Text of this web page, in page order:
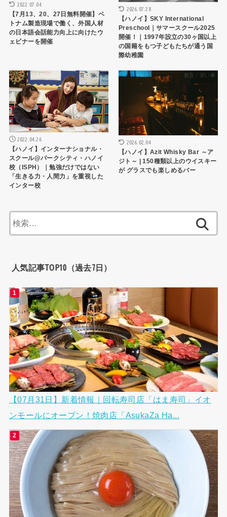
2022.07.04
【7⽉13、20、27日無料開催】ベ
トナム製造現場で働く、外国人材
の日本語会話能力向上に向けたウ
ェビナーを開催
2026.07.28
【ハノイ】SKY International
Preschool｜サマースクール2025
開催！｜1997年設立の30ヶ国以上
の国籍をもつ子どもたちが通う国
際幼稚園
教育・習い事
2022.04.26
【ハノイ】インターナショナル・
スクール@パークシティ・ハノイ
校（ISPH）｜勉強だけではない
「生きる力・人間力」を重視した
インター校
教育・習い事
2026.02.04
【ハノイ】Azit Whisky Bar ～ア
ジト～ | 150種類以上のウイスキー
が グラスでも楽しめるバー
索:
人気記事TOP10（過去7日）
【07月31日】新着情報｜回転寿司店「はま寿司」イオ
ンモールにオープン！焼肉店「AsukaZa Ha...